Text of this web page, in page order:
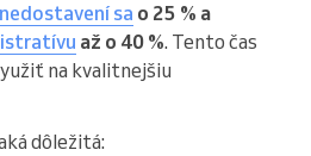
sa o 25 % a
až o 40 %. Tento čas
na kvalitnejšiu
dôležitá: